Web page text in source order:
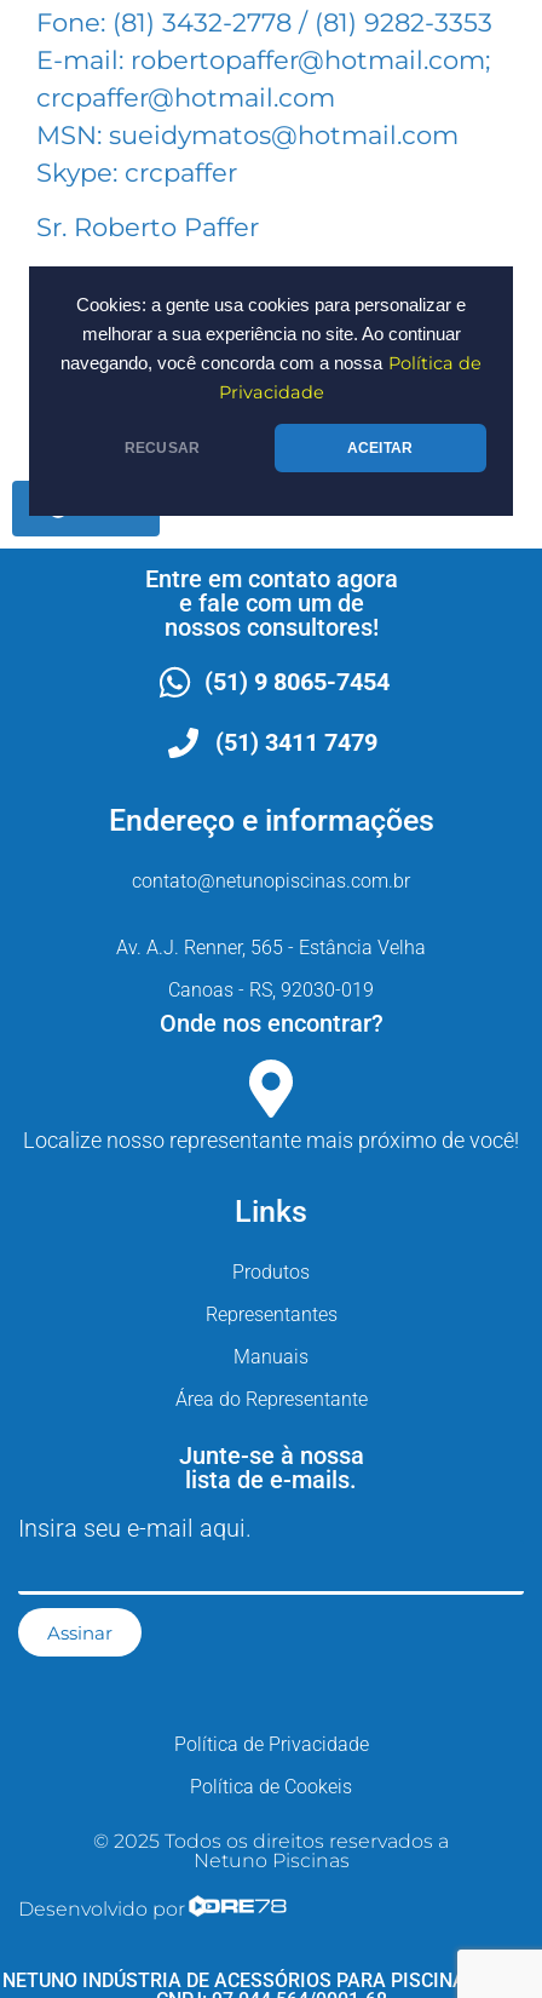
Cookies: a gente usa cookies para personalizar e
melhorar a sua experiência no site. Ao continuar
navegando, você concorda com a nossa Política de
Privacidade
RECUSAR ACEITAR
Fone: (81) 3432-2778 / (81) 9282-3353
E-mail: robertopaffer@hotmail.com;
crcpaffer@hotmail.com
MSN: sueidymatos@hotmail.com
Skype: crcpaffer
Sr. Roberto Paffer
acessórios para piscinas dos Estados
do Pernambuco, Alagoas, Paraíba e
Rio Grande do Norte.
Entre em contato agora
e fale com um de
nossos consultores!
(51) 9 8065-7454
(51) 3411 7479
Endereço e informações
contato@netunopiscinas.com.br
Av. A.J. Renner, 565 - Estância Velha
Canoas - RS, 92030-019
Onde nos encontrar?
Localize nosso representante mais próximo de você!
Links
Produtos
Representantes
Manuais
Área do Representante
Junte-se à nossa
lista de e-mails.
Insira seu e-mail aqui.
Assinar
Política de Privacidade
Política de Cookeis
© 2025 Todos os direitos reservados a
Netuno Piscinas
Desenvolvido por
NETUNO INDÚSTRIA DE ACESSÓRIOS PARA PISCINAS LTDA -